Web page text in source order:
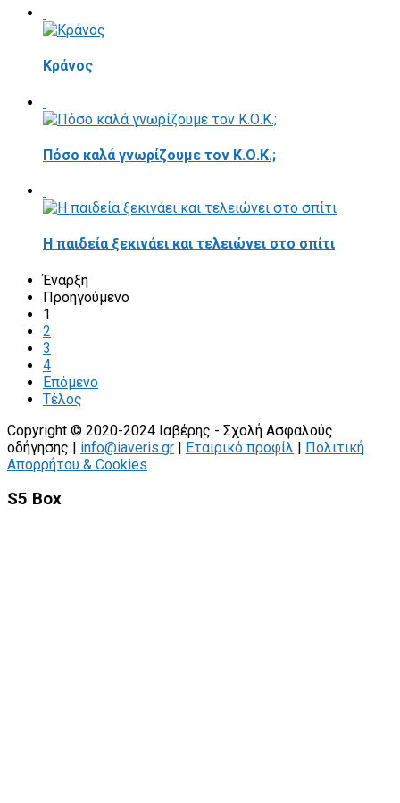
Κράνος
Πόσο καλά γνωρίζουμε τον Κ.Ο.Κ.;
Η παιδεία ξεκινάει και τελειώνει στο σπίτι
Έναρξη
Προηγούμενο
1
2
3
4
Επόμενο
Τέλος
Copyright © 2020-2024 Ιαβέρης - Σχολή Ασφαλούς
οδήγησης | info@iaveris.gr | Εταιρικό προφίλ | Πολιτική
Απορρήτου & Cookies
S5 Box